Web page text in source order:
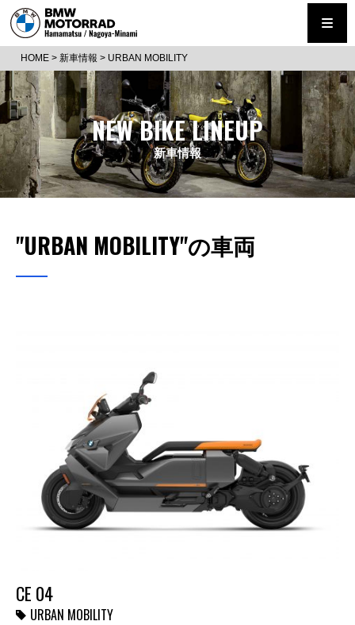
HOME > 新車情報 > URBAN MOBILITY
NEW BIKE LINEUP
新車情報
"URBAN MOBILITY"の車両
CE 04
URBAN MOBILITY